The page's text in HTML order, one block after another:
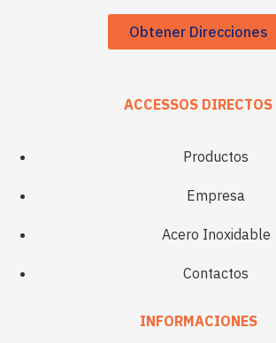
Obtener Direcciones
ACCESSOS DIRECTOS
Productos
Empresa
Acero Inoxidable
Contactos
INFORMACIONES